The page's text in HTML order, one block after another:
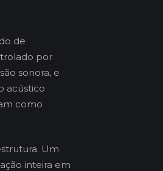
de
por
sonora, e
acústico
como
Um
inteira em